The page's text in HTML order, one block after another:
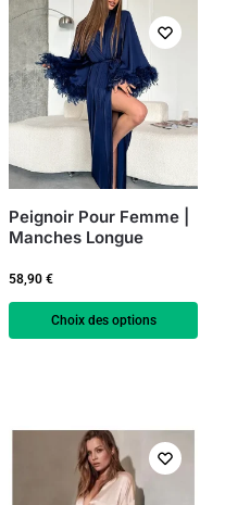
Peignoir Pour Femme |
Manches Longue
58,90 €
Choix des options